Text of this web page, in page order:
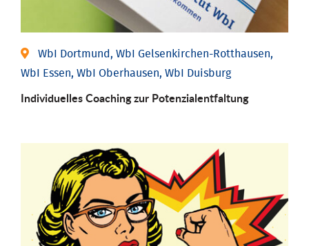
WbI Dortmund, WbI Gelsenkirchen-Rotthausen,
WbI Essen, WbI Oberhausen, WbI Duisburg
Individuelles Coaching zur Potenzialentfaltung